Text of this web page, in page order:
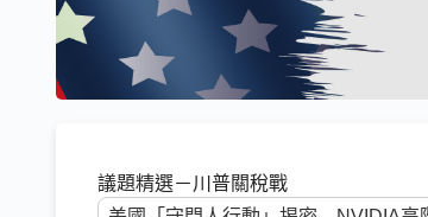
議題精選－川普關稅戰